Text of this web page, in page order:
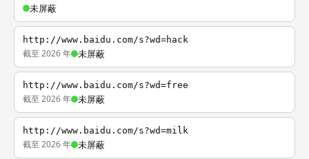
未屏蔽
http://www.baidu.com/s?wd=hack
截至 2026 年 未屏蔽
http://www.baidu.com/s?wd=free
截至 2026 年 未屏蔽
http://www.baidu.com/s?wd=milk
截至 2026 年 未屏蔽